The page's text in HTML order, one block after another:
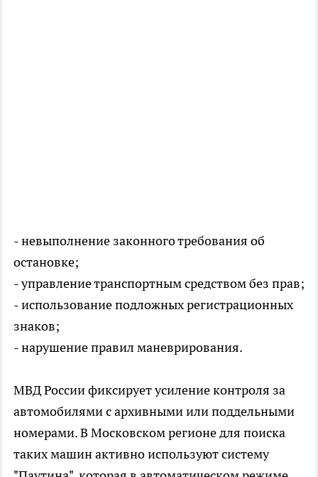
- невыполнение законного требования об
остановке;
- управление транспортным средством без прав;
- использование подложных регистрационных
знаков;
- нарушение правил маневрирования.
МВД России фиксирует усиление контроля за
автомобилями с архивными или поддельными
номерами. В Московском регионе для поиска
таких машин активно используют систему